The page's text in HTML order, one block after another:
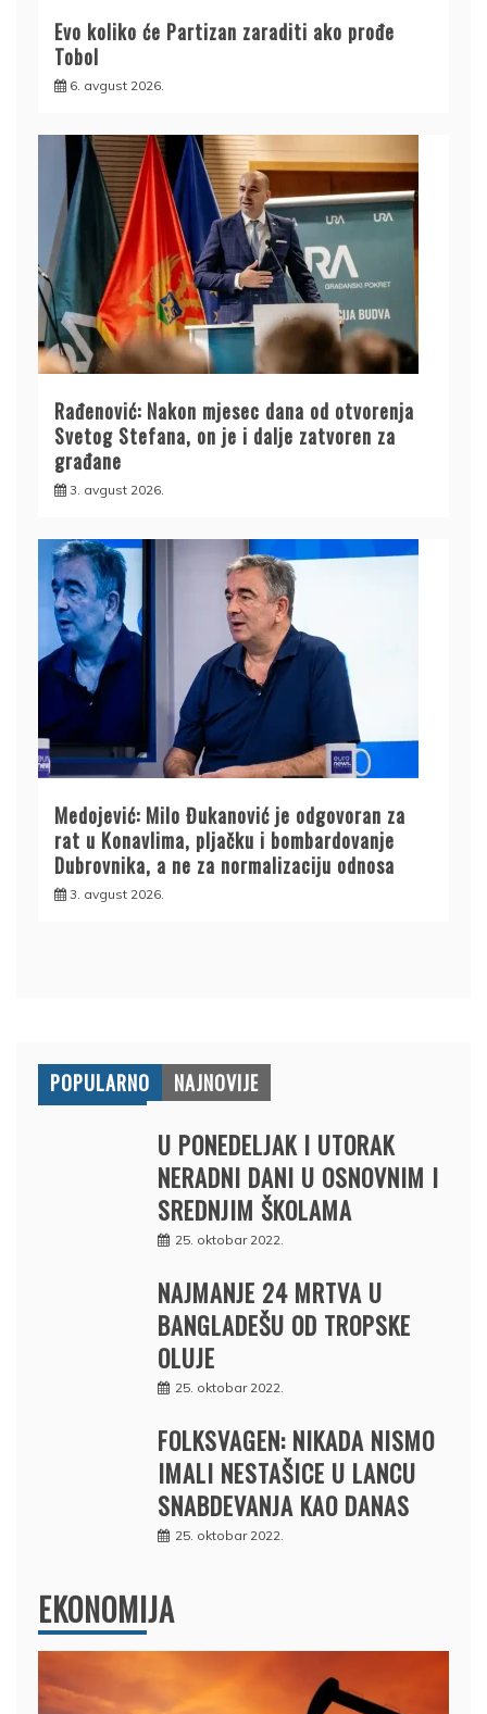
Evo koliko će Partizan zaraditi ako prođe
Tobol
6. avgust 2026.
Rađenović: Nakon mjesec dana od otvorenja
Svetog Stefana, on je i dalje zatvoren za
građane
3. avgust 2026.
Medojević: Milo Đukanović je odgovoran za
rat u Konavlima, pljačku i bombardovanje
Dubrovnika, a ne za normalizaciju odnosa
3. avgust 2026.
POPULARNO NAJNOVIJE
U PONEDELJAK I UTORAK
NERADNI DANI U OSNOVNIM I
SREDNJIM ŠKOLAMA
25. oktobar 2022.
NAJMANJE 24 MRTVA U
BANGLADEŠU OD TROPSKE
OLUJE
25. oktobar 2022.
FOLKSVAGEN: NIKADA NISMO
IMALI NESTAŠICE U LANCU
SNABDEVANJA KAO DANAS
25. oktobar 2022.
EKONOMIJA